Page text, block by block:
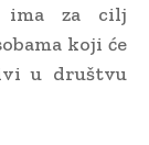
ima za cilj
koji će
u društvu